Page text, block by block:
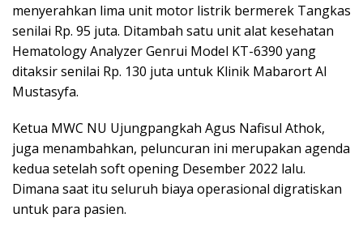
menyerahkan lima unit motor listrik bermerek Tangkas
senilai Rp. 95 juta. Ditambah satu unit alat kesehatan
Hematology Analyzer Genrui Model KT-6390 yang
ditaksir senilai Rp. 130 juta untuk Klinik Mabarort Al
Mustasyfa.
Ketua MWC NU Ujungpangkah Agus Nafisul Athok,
juga menambahkan, peluncuran ini merupakan agenda
kedua setelah soft opening Desember 2022 lalu.
Dimana saat itu seluruh biaya operasional digratiskan
untuk para pasien.